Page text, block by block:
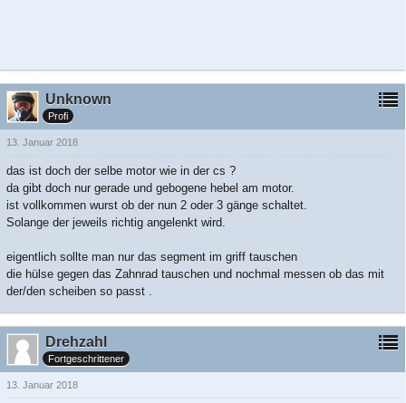
Unknown
Profi
13. Januar 2018
das ist doch der selbe motor wie in der cs ?
da gibt doch nur gerade und gebogene hebel am motor.
ist vollkommen wurst ob der nun 2 oder 3 gänge schaltet.
Solange der jeweils richtig angelenkt wird.
eigentlich sollte man nur das segment im griff tauschen
die hülse gegen das Zahnrad tauschen und nochmal messen ob das mit
der/den scheiben so passt .
Drehzahl
Fortgeschrittener
13. Januar 2018